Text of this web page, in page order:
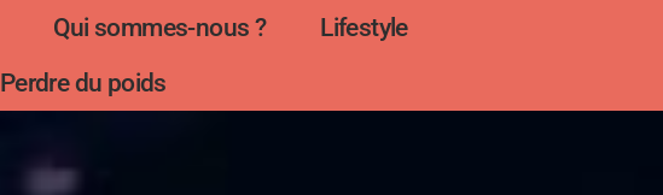
Qui sommes-nous ?
Lifestyle
Perdre du poids